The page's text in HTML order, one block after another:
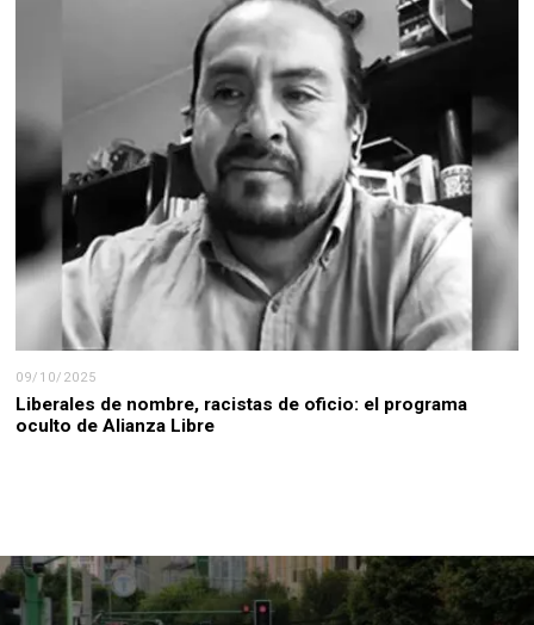
09/10/2025
Liberales de nombre, racistas de oficio: el programa
oculto de Alianza Libre